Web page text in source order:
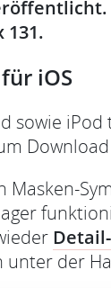
131.
iOS
sowie
unter der